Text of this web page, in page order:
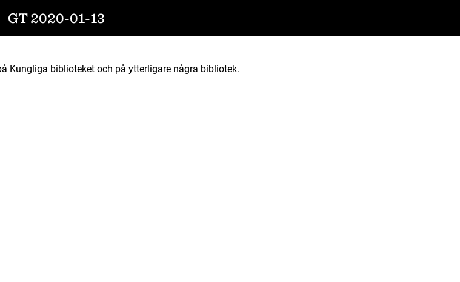
GT 2020-01-13
Kungliga biblioteket och på ytterligare några bibliotek.